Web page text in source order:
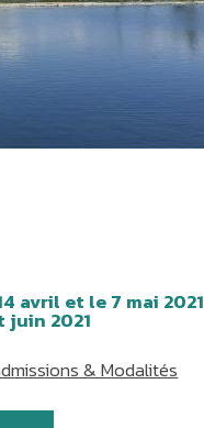
avril et le 7 mai 2021
juin 2021
& Modalités